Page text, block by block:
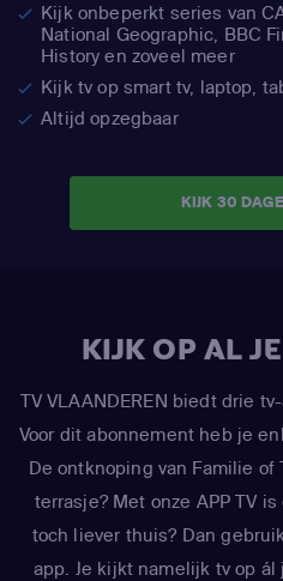
Kijk onbeperkt series van
National Geographic, BBC
History en zoveel meer
Kijk tv op smart tv, laptop,
Altijd opzegbaar
KIJK 30
KIJK OP AL
TV VLAANDEREN biedt drie
Voor dit abonnement heb je
De ontknoping van Familie
terrasje? Met onze APP TV
toch liever thuis? Dan
app. Je kijkt namelijk tv op